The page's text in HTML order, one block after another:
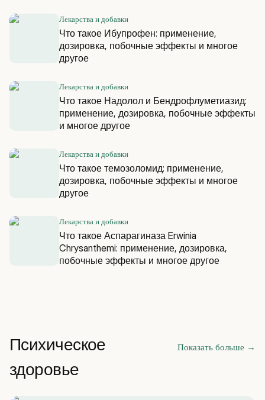
Лекарства и добавки
Что такое Ибупрофен: применение,
дозировка, побочные эффекты и многое
другое
Лекарства и добавки
Что такое Надолол и Бендрофлуметиазид:
применение, дозировка, побочные эффекты
и многое другое
Лекарства и добавки
Что такое темозоломид: применение,
дозировка, побочные эффекты и многое
другое
Лекарства и добавки
Что такое Аспарагиназа Erwinia
Chrysanthemi: применение, дозировка,
побочные эффекты и многое другое
Психическое
здоровье
Показать больше →